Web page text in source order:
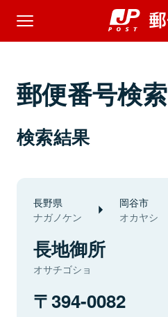
郵便番号検索
検索結果
長野県
ナガノケン
岡谷市
オカヤシ
長地御所
オサチゴショ
394-0082